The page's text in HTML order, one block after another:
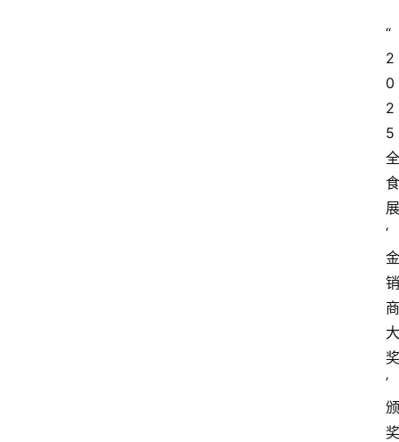
“
2
0
2
5
全
食
展
‘
金
销
商
大
奖
’
颁
奖